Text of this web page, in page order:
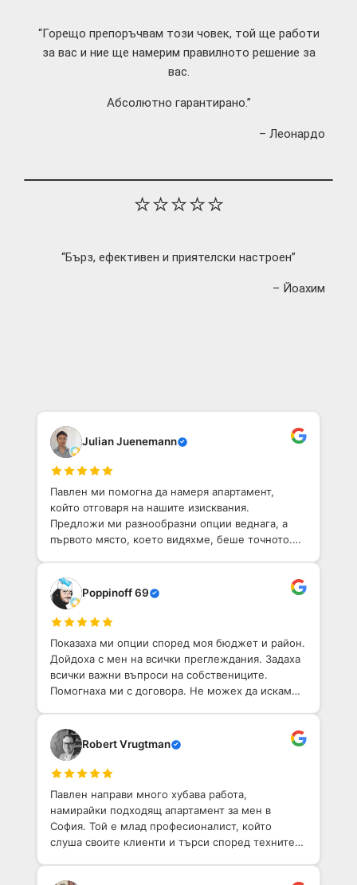
“Горещо препоръчвам този човек, той ще работи
за вас и ние ще намерим правилното решение за
вас.
Абсолютно гарантирано.”
– Леонардо
⭐⭐⭐⭐⭐
“Бърз, ефективен и приятелски настроен”
– Йоахим
Julian Juenemann
Павлен ми помогна да намеря апартамент,
който отговаря на нашите изисквания.
Предложи ми разнообразни опции веднага, а
първото място, което видяхме, беше точното.
Poppinoff 69
Показаха ми опции според моя бюджет и район.
Дойдоха с мен на всички преглеждания. Задаха
всички важни въпроси на собствениците.
Помогнаха ми с договора. Не можех да искам
Robert Vrugtman
Павлен направи много хубава работа,
намирайки подходящ апартамент за мен в
София. Той е млад професионалист, който
слуша своите клиенти и търси според техните